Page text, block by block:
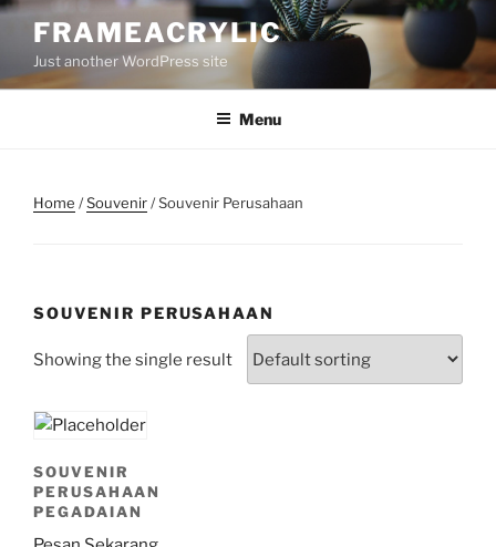
Skip
content
FRAMEACRYLIC
Just another WordPress site
Menu
Home /Souvenir/ Souvenir Perusahaan
SOUVENIR PERUSAHAAN
Showing the single result
SOUVENIR
PERUSAHAAN
PEGADAIAN